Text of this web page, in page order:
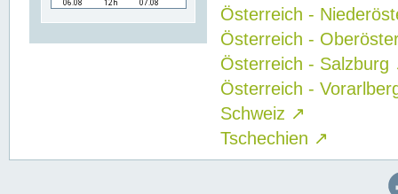
Österreich -
Österreich -
Österreich - Salzburg
Österreich -
Schweiz ↗
Tschechien ↗